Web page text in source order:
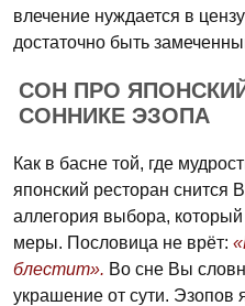
влечение нуждается в
достаточно быть
СОН ПРО
СОННИКЕ ЭЗОПА
Как в басне той, где
японский ресторан снится
аллегория выбора,
меры. Пословица не врёт:
блестит». Во сне Вы
украшение от сути. Эзопов